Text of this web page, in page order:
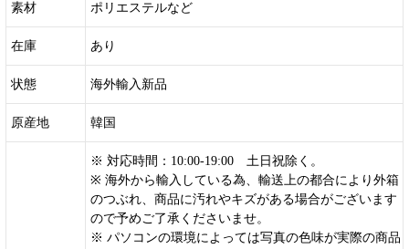
素材 ポリエステルなど
在庫 あり
状態 海外輸入新品
原産地 韓国
※ 対応時間：10:00-19:00 土日祝除く。
※ 海外から輸入している為、輸送上の都合により外箱
のつぶれ、商品に汚れやキズがある場合がございます
ので予めご了承くださいませ。
※ パソコンの環境によっては写真の色味が実際の商品